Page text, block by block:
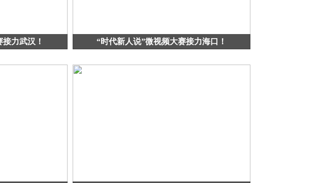
力武汉！ “时代新人说”微视频大赛接力海口！